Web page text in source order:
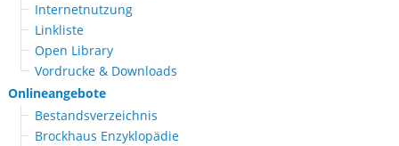
Internetnutzung
Linkliste
Open Library
Vordrucke & Downloads
Onlineangebote
Bestandsverzeichnis
Brockhaus Enzyklopädie